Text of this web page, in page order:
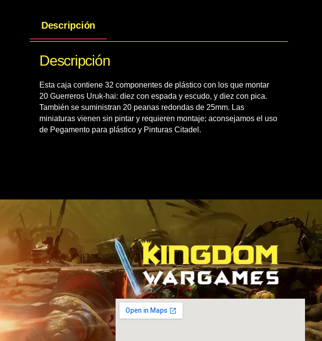
Descripción
Descripción
Esta caja contiene 32 componentes de plástico con los que montar
20 Guerreros Uruk-hai: diez con espada y escudo, y diez con pica.
También se suministran 20 peanas redondas de 25mm. Las
miniaturas vienen sin pintar y requieren montaje; aconsejamos el uso
de Pegamento para plástico y Pinturas Citadel.